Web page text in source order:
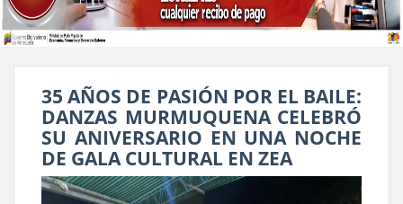
35 AÑOS DE PASIÓN POR EL BAILE:
DANZAS MURMUQUENA CELEBRÓ
SU ANIVERSARIO EN UNA NOCHE
DE GALA CULTURAL EN ZEA